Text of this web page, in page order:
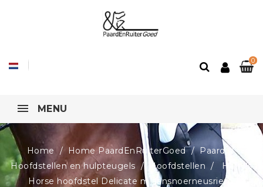
0
MENU
Home Home PaardEnRuiterGoed
Paard
Hoofdstellen en hulpteugels
Hoofdstellen
Harry's
Horse hoofdstel Delicate m aansnoerneusriem,